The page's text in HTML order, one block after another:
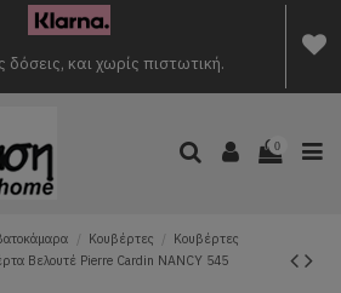
δόσεις, και χωρίς πιστωτική.
0
Κουβέρτες
Κουβέρτες
Βελουτέ Pierre Cardin NANCY 545